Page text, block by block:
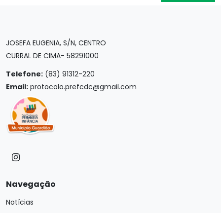
JOSEFA EUGENIA, S/N, CENTRO
CURRAL DE CIMA- 58291000
Telefone: (83) 91312-220
Email: protocolo.prefcdc@gmail.com
Navegação
Notícias